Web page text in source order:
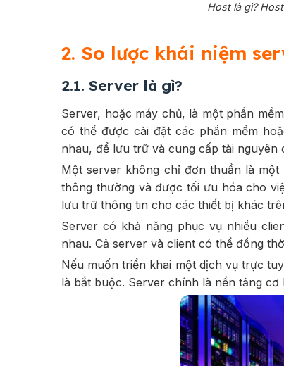
Host là gì?
2. So lược khái niệm
2.1. Server là gì?
Server, hoặc máy chủ, là một phần
có thể được cài đặt các phần mềm
nhau, để lưu trữ và cung cấp tài
Một server không chỉ đơn thuần là
thông thường và được tối ưu hóa cho
lưu trữ thông tin cho các thiết bị khác
Server có khả năng phục vụ nhiều
nhau. Cả server và client có thể đồng
Nếu muốn triển khai một dịch vụ trực
là bắt buộc. Server chính là nền tảng